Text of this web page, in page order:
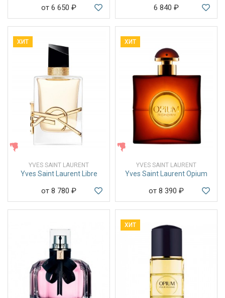
от 6 650 ₽ 6 840 ₽
ХИТ
ЖЕНСКИЕ
YVES SAINT LAURENT
Yves Saint Laurent Libre
от 8 780 ₽
ХИТ
ЖЕНСКИЕ
YVES SAINT LAURENT
Yves Saint Laurent Opium
от 8 390 ₽
ХИТ